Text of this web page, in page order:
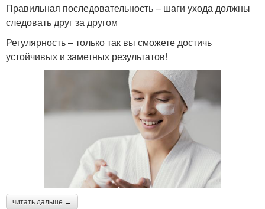
Правильная последовательность – шаги ухода должны
следовать друг за другом
Регулярность – только так вы сможете достичь
устойчивых и заметных результатов!
читать дальше →